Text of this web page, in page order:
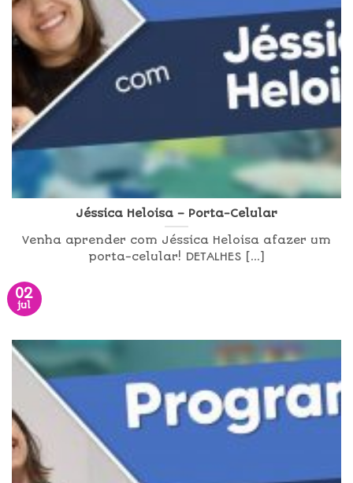
Jéssica Heloisa – Porta-Celular
Venha aprender com Jéssica Heloisa afazer um
porta-celular! DETALHES [...]
02
jul